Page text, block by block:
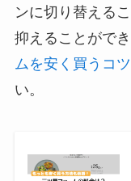
ンに切り替える
抑えることがで
ムを安く買うコ
い。